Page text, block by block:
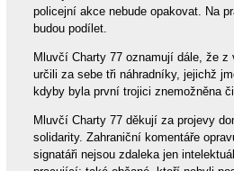
policejní akce nebude opakovat. Na
budou podílet.
Mluvčí Charty 77 oznamují dále, že z
určili za sebe tři náhradníky, jejichž
kdyby byla první trojici znemožněna
Mluvčí Charty 77 děkují za projevy
solidarity. Zahraniční komentáře
signatáři nejsou zdaleka jen